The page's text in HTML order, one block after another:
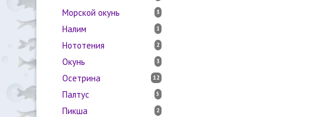
Морской окунь 3
Налим 1
Нототения 2
Окунь 3
Осетрина 12
Палтус 5
Пикша 2